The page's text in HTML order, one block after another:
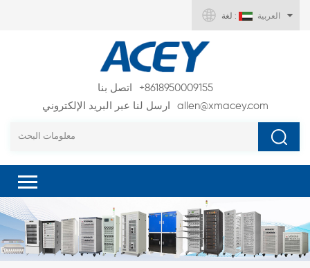
لغة : العربية
اتصل بنا
+8618950009155
ارسل لنا عبر البريد الإلكتروني
allen@xmacey.com